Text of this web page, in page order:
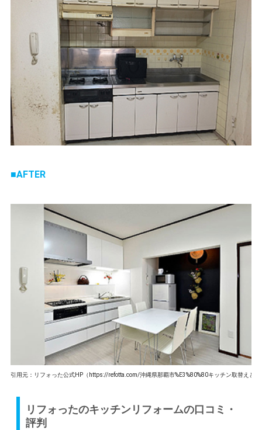
AFTER
引用元：リフォった公式HP（https://refotta.com/沖縄県那覇市%E3%80%80キッチン取替えと
リフォったのキッチンリフォームの口コミ・
評判